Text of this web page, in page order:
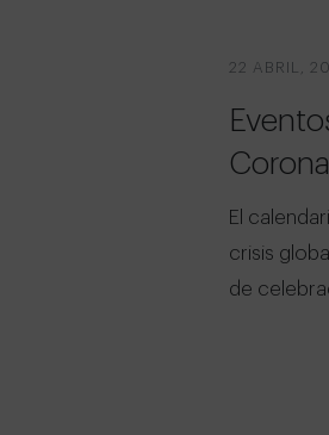
22 ABRIL,
El
crisis
de